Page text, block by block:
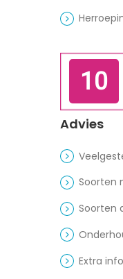
Advies
Soorten
Soorten
Extra